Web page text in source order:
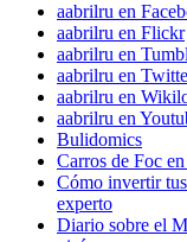
aabrilru en
aabrilru en Flickr
aabrilru en
aabrilru en
aabrilru en
aabrilru en
Bulidomics
Carros de Foc
Cómo invertir
experto
Diario sobre el